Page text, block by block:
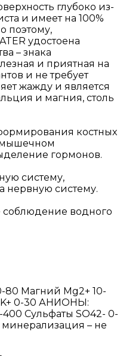
глубоко из-
и имеет на 100%
поэтому,
удостоена
– знака
и приятная на
и не требует
жажду и является
и магния, столь
костных
мышечном
гормонов.
систему,
нервную систему.
соблюдение водного
Магний Mg2+ 10-
K+ 0-30 АНИОНЫ:
Сульфаты SO42- 0-
– не